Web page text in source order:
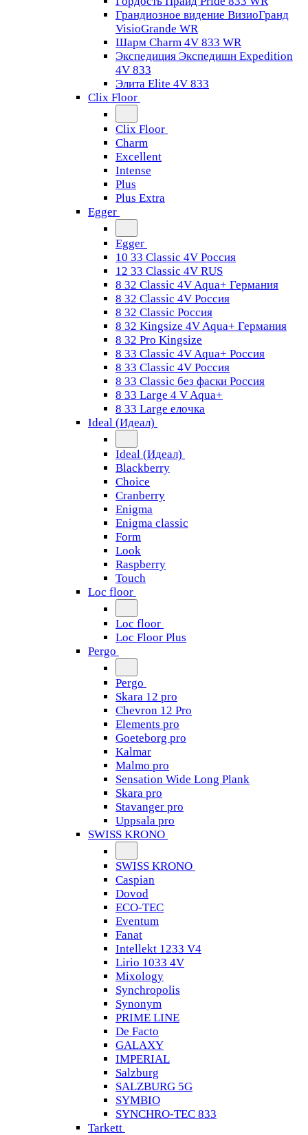
Грандиозное видение ВизиоГранд
VisioGrande WR
Шарм Charm 4V 833 WR
Экспедиция Экспедишн Expedition
4V 833
Элита Elite 4V 833
Clix Floor
Clix Floor
Charm
Excellent
Intense
Plus
Plus Extra
Egger
Egger
10 33 Classic 4V Россия
12 33 Classic 4V RUS
8 32 Classic 4V Aqua+ Германия
8 32 Classic 4V Россия
8 32 Classic Россия
8 32 Kingsize 4V Aqua+ Германия
8 32 Pro Kingsize
8 33 Classic 4V Aqua+ Россия
8 33 Classic 4V Россия
8 33 Classic без фаски Россия
8 33 Large 4 V Aqua+
8 33 Large елочка
Ideal (Идеал)
Ideal (Идеал)
Blackberry
Choice
Cranberry
Enigma
Enigma classic
Form
Look
Raspberry
Touch
Loc floor
Loc floor
Loc Floor Plus
Pergo
Pergo
Skara 12 pro
Chevron 12 Pro
Elements pro
Goeteborg pro
Kalmar
Malmo pro
Sensation Wide Long Plank
Skara pro
Stavanger pro
Uppsala pro
SWISS KRONO
SWISS KRONO
Caspian
Dovod
ECO-TEC
Eventum
Fanat
Intellekt 1233 V4
Lirio 1033 4V
Mixology
Synchropolis
Synonym
PRIME LINE
De Facto
GALAXY
IMPERIAL
Salzburg
SALZBURG 5G
SYMBIO
SYNCHRO-TEC 833
Tarkett